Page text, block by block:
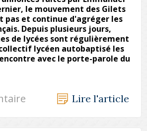
le mouvement des Gilets
pas et continue d'agréger les
Depuis plusieurs jours,
de lycées sont régulièrement
lycéen autobaptisé les
avec le porte-parole du
Lire l'article